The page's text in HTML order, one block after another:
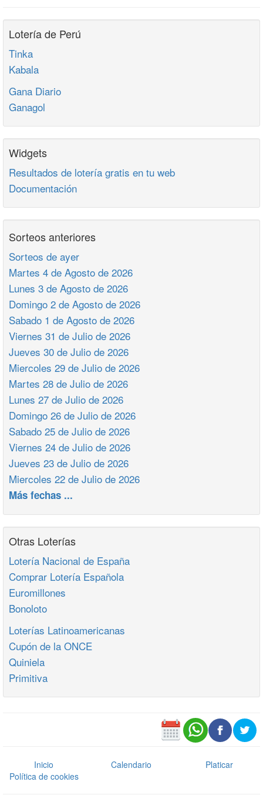
Lotería de Perú
Tinka
Kabala
Gana Diario
Ganagol
Widgets
Resultados de lotería gratis en tu web
Documentación
Sorteos anteriores
Sorteos de ayer
Martes 4 de Agosto de 2026
Lunes 3 de Agosto de 2026
Domingo 2 de Agosto de 2026
Sabado 1 de Agosto de 2026
Viernes 31 de Julio de 2026
Jueves 30 de Julio de 2026
Miercoles 29 de Julio de 2026
Martes 28 de Julio de 2026
Lunes 27 de Julio de 2026
Domingo 26 de Julio de 2026
Sabado 25 de Julio de 2026
Viernes 24 de Julio de 2026
Jueves 23 de Julio de 2026
Miercoles 22 de Julio de 2026
Más fechas ...
Otras Loterías
Lotería Nacional de España
Comprar Lotería Española
Euromillones
Bonoloto
Loterías Latinoamericanas
Cupón de la ONCE
Quiniela
Primitiva
Inicio Calendario
Platicar
Política de cookies